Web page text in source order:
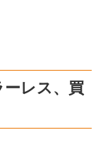
ーレス、買